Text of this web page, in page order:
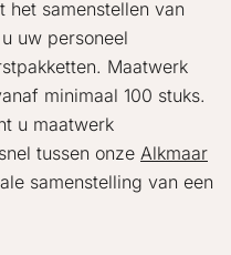
het samenstellen van
uw personeel
Maatwerk
minimaal 100 stuks.
u maatwerk
tussen onze Alkmaar
samenstelling van een